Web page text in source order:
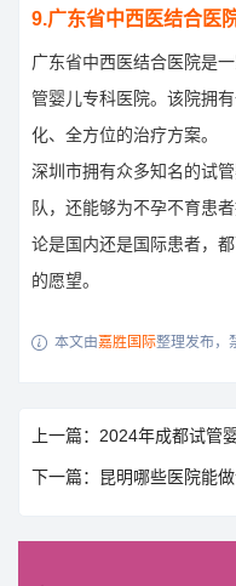
9.广东省中西医结合医
广东省中西医结合医院是
管婴儿专科医院。该院拥
化、全方位的治疗方案。
深圳市拥有众多知名的试
队，还能够为不孕不育患
论是国内还是国际患者，
的愿望。
 本文由嘉胜国际整理发布，
上一篇：2024年成都试管
下一篇：昆明哪些医院能